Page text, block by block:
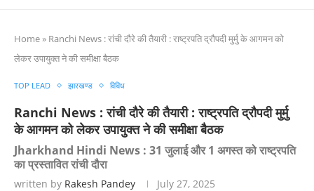
Home» Ranchi News : रांची दौरे की तैयारी : राष्ट्रपति द्रौपदी मुर्मु के आगमन को
लेकर उपायुक्त ने की समीक्षा बैठक
TOP LEAD झारखण्ड विविध
Ranchi News : रांची दौरे की तैयारी : राष्ट्रपति द्रौपदी मुर्मु
के आगमन को लेकर उपायुक्त ने की समीक्षा बैठक
Jharkhand Hindi News : 31 जुलाई और 1 अगस्त को राष्ट्रपति
का प्रस्तावित रांची दौरा
written by Rakesh Pandey July 27, 2025